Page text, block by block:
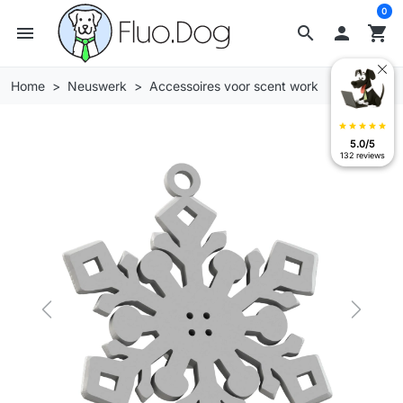
search
menu  shopping_cart
0
Home Neuswerk Accessoires voor scent work
Previous Next
star star star star star
5.0/5
132 reviews